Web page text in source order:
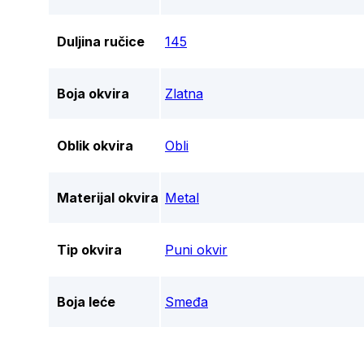
Duljina ručice 145
Boja okvira Zlatna
Oblik okvira Obli
Materijal okvira Metal
Tip okvira Puni okvir
Boja leće Smeđa